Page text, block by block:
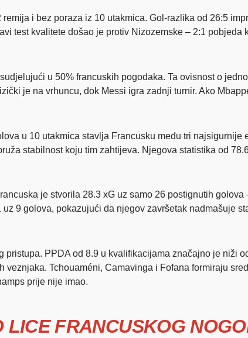
i bez poraza iz 10 utakmica. Gol-razlika od 26:5
test kvalitete došao je protiv Nizozemske – 2:1 pobjeda
u 50% francuskih pogodaka. Ta ovisnost o
je na vrhuncu, dok Messi igra zadnji turnir. Ako
u 10 utakmica stavlja Francusku među tri
stabilnost koju tim zahtijeva. Njegova statistika od
je stvorila 28.3 xG uz samo 26 postignutih
9 golova, pokazujući da njegov završetak nadmašuje
PPDA od 8.9 u kvalifikacijama značajno je niži
Tchouaméni, Camavinga i Fofana formiraju
prije nije imao.
FRANCUSKOG